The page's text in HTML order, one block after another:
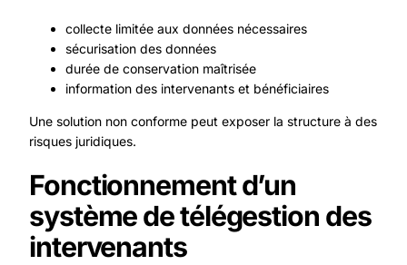
collecte limitée aux données nécessaires
sécurisation des données
durée de conservation maîtrisée
information des intervenants et bénéficiaires
Une solution non conforme peut exposer la structure à des
risques juridiques.
Fonctionnement d’un
système de télégestion des
intervenants